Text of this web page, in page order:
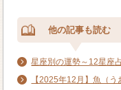
他の記事も読む
星座別の運勢～12星座
【2025年12月】魚（